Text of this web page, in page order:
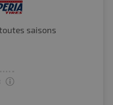
saisons